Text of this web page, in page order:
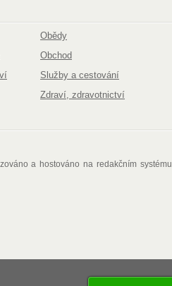
Obědy
Obchod
Služby a cestování
Zdraví, zdravotnictví
a hostováno na redakčním systému